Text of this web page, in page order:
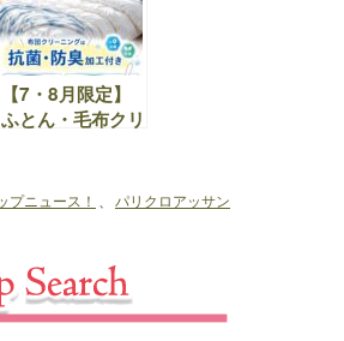
【7・8月限定】
ふとん・毛布クリ
コースもお得｜ク
ラザ醍醐
プニュース！ パリクロアッサン